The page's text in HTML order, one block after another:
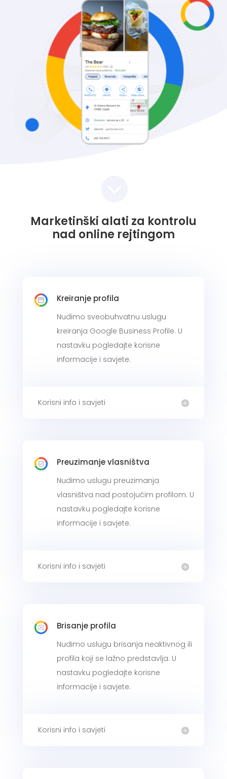
Marketinški alati za kontrolu
nad online rejtingom
Kreiranje profila
Nudimo sveobuhvatnu uslugu
kreiranja Google Business Profile. U
nastavku pogledajte korisne
informacije i savjete.
Korisni info i savjeti
Preuzimanje vlasništva
Nudimo uslugu preuzimanja
vlasništva nad postojućim profilom. U
nastavku pogledajte korisne
informacije i savjete.
Korisni info i savjeti
Brisanje profila
Nudimo uslugu brisanja neaktivnog ili
profila koji se lažno predstavlja. U
nastavku pogledajte korisne
informacije i savjete.
Korisni info i savjeti